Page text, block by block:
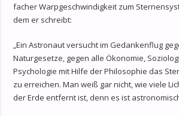
facher Warpgeschwindigkeit zum
dem er schreibt:
„Ein Astronaut versucht im Gedankenflug
Naturgesetze, gegen alle Ökonomie,
Psychologie mit Hilfe der Philosophie das
zu erreichen. Man weiß gar nicht, wie viele
der Erde entfernt ist, denn es ist